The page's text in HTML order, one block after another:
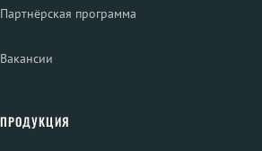
Партнёрская программа
Вакансии
ПРОДУКЦИЯ